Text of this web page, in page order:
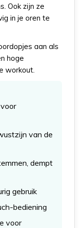
Ook zijn ze
in je oren te
aan als
hoge
workout.
van de
dempt
gebruik
bediening
voor